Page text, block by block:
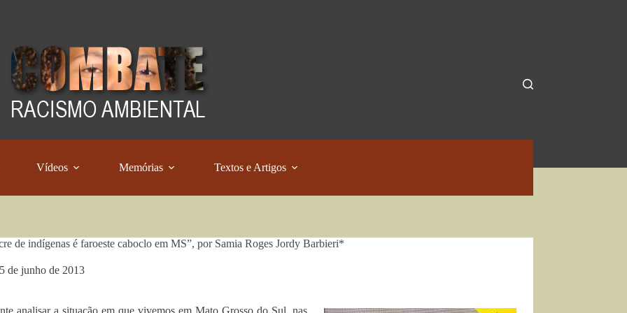
Vídeos Memórias Textos e Artigos
de indígenas é faroeste caboclo em MS”, por Samia Roges Jordy Barbieri*
de junho de 2013
analisar a situação em que vivemos em Mato Grosso do Sul, nas